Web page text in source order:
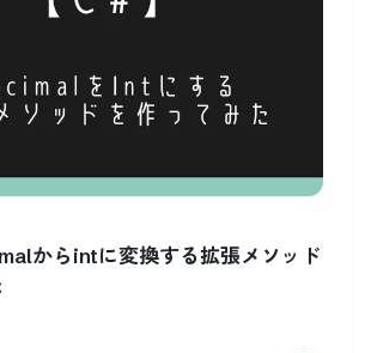
からintに変換する拡張メソッド